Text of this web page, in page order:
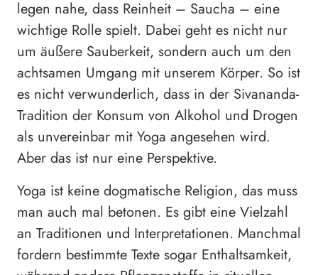
legen nahe, dass Reinheit – Saucha – eine
wichtige Rolle spielt. Dabei geht es nicht nur
um äußere Sauberkeit, sondern auch um den
achtsamen Umgang mit unserem Körper. So ist
es nicht verwunderlich, dass in der Sivananda-
Tradition der Konsum von Alkohol und Drogen
als unvereinbar mit Yoga angesehen wird.
Aber das ist nur eine Perspektive.
Yoga ist keine dogmatische Religion, das muss
man auch mal betonen. Es gibt eine Vielzahl
an Traditionen und Interpretationen. Manchmal
fordern bestimmte Texte sogar Enthaltsamkeit,